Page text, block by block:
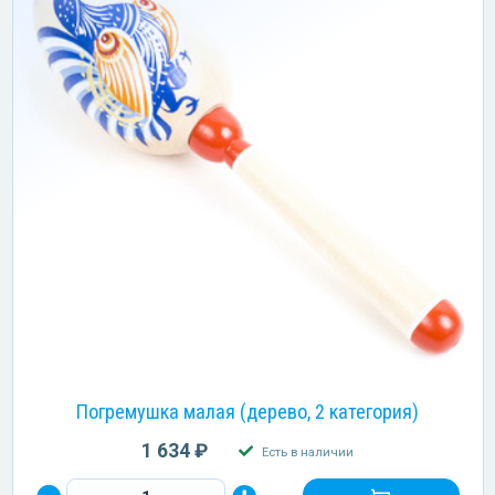
Погремушка малая (дерево, 2 категория)
1 634 ₽ Есть в наличии